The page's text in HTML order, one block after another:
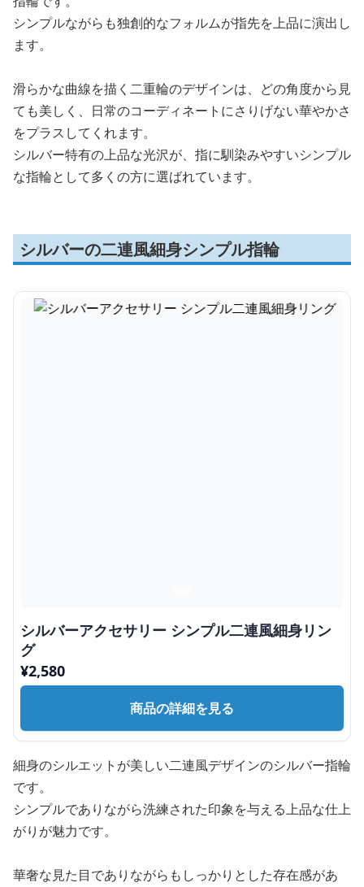
シンプルながらも独創的なフォルムが指先を上品に演出し
ます。
滑らかな曲線を描く二重輪のデザインは、どの角度から見
ても美しく、日常のコーディネートにさりげない華やかさ
をプラスしてくれます。
シルバー特有の上品な光沢が、指に馴染みやすいシンプル
な指輪として多くの方に選ばれています。
シルバーの二連風細身シンプル指輪
シルバーアクセサリー シンプル二連風細身リン
グ
¥2,580
商品の詳細を見る
細身のシルエットが美しい二連風デザインのシルバー指輪
です。
シンプルでありながら洗練された印象を与える上品な仕上
がりが魅力です。
華奢な見た目でありながらもしっかりとした存在感があ